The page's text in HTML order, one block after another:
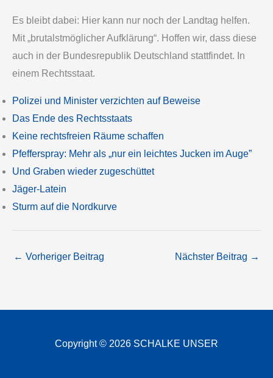
Es bleibt dabei: Hier kann nur noch der Landtag helfen.
Mit „brutalstmöglicher Aufklärung“. Hoffen wir, dass diese
auch in der Bundesrepublik Deutschland stattfindet. In
einem Rechtsstaat.
Polizei und Minister verzichten auf Beweise
Das Ende des Rechtsstaats
Keine rechtsfreien Räume schaffen
Pfefferspray: Mehr als „nur ein leichtes Jucken im Auge”
Und Graben wieder zugeschüttet
Jäger-Latein
Sturm auf die Nordkurve
← Vorheriger Beitrag Nächster Beitrag →
Copyright © 2026 SCHALKE UNSER